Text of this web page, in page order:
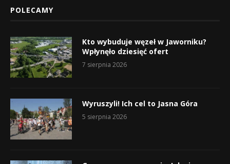
POLECAMY
Kto wybuduje węzeł w Jaworniku?
Wpłynęło dziesięć ofert
7 sierpnia 2026
Wyruszyli! Ich cel to Jasna Góra
5 sierpnia 2026